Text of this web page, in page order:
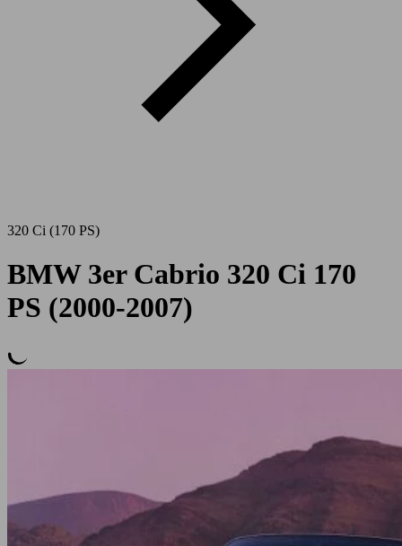
320 Ci (170 PS)
BMW 3er Cabrio 320 Ci 170
PS (2000-2007)